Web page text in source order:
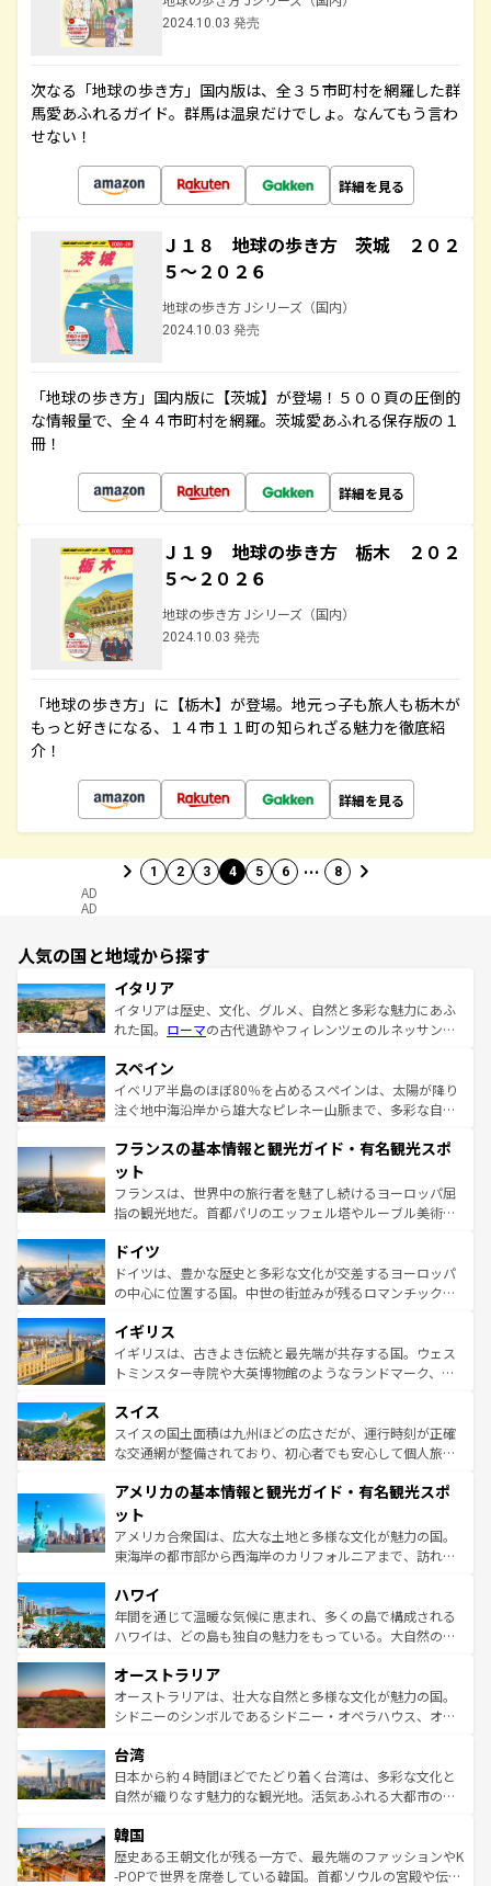
2024.10.03 発売
次なる「地球の歩き方」国内版は、全３５市町村を網羅した群
馬愛あふれるガイド。群馬は温泉だけでしょ。なんてもう言わ
せない！
詳細を見る
Ｊ１８ 地球の歩き方 茨城 ２０２
５～２０２６
地球の歩き方 Jシリーズ（国内）
2024.10.03 発売
「地球の歩き方」国内版に【茨城】が登場！５００頁の圧倒的
な情報量で、全４４市町村を網羅。茨城愛あふれる保存版の１
冊！
詳細を見る
Ｊ１９ 地球の歩き方 栃木 ２０２
５～２０２６
地球の歩き方 Jシリーズ（国内）
2024.10.03 発売
「地球の歩き方」に【栃木】が登場。地元っ子も旅人も栃木が
もっと好きになる、１４市１１町の知られざる魅力を徹底紹
介！
詳細を見る
1 2 3 4 5 6 … 8
AD
AD
人気の国と地域から探す
イタリア
イタリアは歴史、文化、グルメ、自然と多彩な魅力にあふ
れた国。 ローマの古代遺跡やフィレンツェのルネッサンス
ろん、トスカーナの美しい田園風景やアマルフィ海岸の絶
景など、自然景観も見逃せない。観光の合間には、本場の
ピザやパスタなど、絶品のイタリア料理を堪能することも
ませてくれるイタリアで、忘れられない旅をしてみよう！
なお、新着のイタリア情報は
しい。
スペイン
イベリア半島のほぼ80％を占めるスペインは、太陽が降り
注ぐ地中海沿岸から雄大なピレネー山脈まで、多彩な自然
文化が根付くこの国では、情熱的なフラメンコ、熱気あふ
れる闘牛、そして美味しいタパスが生活の一部となってい
る。首都マドリードの洗練された雰囲気や、バルセロナの
アートに溢れた街角から、地方では古代ローマ遺跡や中世
せる。地方によって風土や気候が異なるスペインはその個
性で訪れる人を魅了する。 なお、新着のスペイン情報は コ
ンテンツ一覧を参照してほしい。
フランスの基本情報と観光ガイド・有名観光スポ
ット
フランスは、世界中の旅行者を魅了し続けるヨーロッパ屈
指の観光地だ。首都パリのエッフェル塔やルーブル美術館
で、幅広い魅力が詰まっている。華麗な宮殿、歴史的な大
聖堂、美しいビーチ、そして豊かな自然が、訪れる者を心
から魅了する。また、フランスは美食の国としても知ら
いる。シャンパンの発祥地であるランス、プロヴァンスの
香り高いラベンダー畑など、多彩な楽しみ方が可能だ。さ
らに、パリ以外の地域にも魅力が溢れており、どの街角に
れる地方に足を運ぶとそれぞれで全く異なる文化を体験で
きるだろう。 なお、新着のフランス情報はコンテンツ一覧
を参照してほしい。
ドイツ
ドイツは、豊かな歴史と多彩な文化が交差するヨーロッパ
の中心に位置する国。中世の街並みが残るロマンチック街
顔を持つこの国は、どこを歩いても飽きることがない。ベ
ルリンの文化的活気、バイエルン州のアルプスの絶景、そ
してライン川沿いのワイン畑といった風景は必見。ビール
は、お酒好きな人にはぜひ体験してほしい。 なお、新着の
ドイツ情報はコンテンツ一覧を参照してほしい。
イギリス
イギリスは、古きよき伝統と最先端が共存する国。ウェス
トミンスター寺院や大英博物館のようなランドマーク、歴
リアごとに異なる魅力がある。また、優雅なアフタヌーン
ティー、ビール好きにはたまらない英国パブ、サッカー観
戦など、本場だからこそできる体験も豊富。イギリスを旅
ンツ一覧を参照してほしい。
スイス
スイスの国土面積は九州ほどの広さだが、運行時刻が正確
な交通網が整備されており、初心者でも安心して個人旅行
の建物がそのまま残る町や、スイスならではのユニークな
博物館もあり、アルプス観光だけでなく町歩きも満喫する
ことができる。国民の所得が高いため物価も高いが、旅行
者向けの交通パス提供のサービスもあり、うまく活用すれ
着のスイス情報は
アメリカの基本情報と観光ガイド・有名観光スポ
ット
アメリカ合衆国は、広大な土地と多様な文化が魅力の国。
東海岸の都市部から西海岸のカリフォルニアまで、訪れる
のような巨大都市は、観光、ショッピング、エンターテイ
ンメントが詰まった刺激的なスポットだ。一方、アメリカ
西部には大自然が広がり、グランドキャニオンやイエロー
部のニューオーリンズでは、音楽と美食が融合した独特の
文化が魅力。旅行者はアメリカの各地域で異なる魅力を楽
しみながら、その多様性と豊かな歴史を感じることができ
ならではの贅沢な旅のスタイルだ。 なお、新着のアメリカ
情報はコンテンツ一覧を参照してほしい。
ハワイ
年間を通じて温暖な気候に恵まれ、多くの島で構成される
ハワイは、どの島も独自の魅力をもっている。大自然の神
ワイ島は見逃せない。また、定番の観光地といえばオアフ
島だが、静かな自然を求めるならマウイ島やカウアイ島が
おすすめ。エメラルドグリーンに輝く海をはじめ、豊かな
れるおもてなしの心で訪れる人々を迎えてくれるハワイの
人々、おいしいローカルフードやハワイアンミュージッ
ク、伝統的なフラダンスなど、すべてがハワイの魅力を彩
ワイを、存分に味わってほしい。 なお、新着のハワイ情報
はコンテンツ一覧を参照してほしい。
オーストラリア
オーストラリアは、壮大な自然と多様な文化が魅力の国。
シドニーのシンボルであるシドニー・オペラハウス、オー
リアリーフや大陸中央部にそびえるウルル（エアーズロッ
ク）、タスマニアの美しい原生林やケアンズの熱帯雨林な
ど、見どころがたくさん。また、カフェやワイン、オージ
いる。アクティビティも充実しており、サーフィンやダイ
ビング、ハイキングなど、アウトドア好きにはたまらな
い。オーストラリアの多彩な魅力を存分に味わいつくそ
台湾
日本から約４時間ほどでたどり着く台湾は、多彩な文化と
自然が織りなす魅力的な観光地。活気あふれる大都市の台
ン）、静ひつな山岳地帯である台湾東部など、都市の喧騒
と山間の静けさが共存しており、訪れる人に新しい発見と
驚きをもたらしてくれる。また、奥深い台湾の食文化も魅
韓国
歴史ある王朝文化が残る一方で、最先端のファッションやK
-POPで世界を席巻している韓国。首都ソウルの宮殿や伝統